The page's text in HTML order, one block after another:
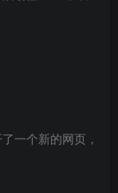
一个新的网页，